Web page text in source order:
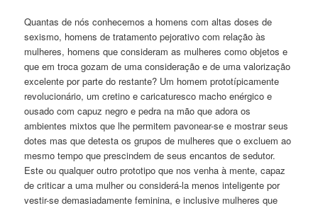
Quantas de nós conhecemos a homens com altas doses de
sexismo, homens de tratamento pejorativo com relação às
mulheres, homens que consideram as mulheres como objetos e
que em troca gozam de uma consideração e de uma valorização
excelente por parte do restante? Um homem prototípicamente
revolucionário, um cretino e caricaturesco macho enérgico e
ousado com capuz negro e pedra na mão que adora os
ambientes mixtos que lhe permitem pavonear-se e mostrar seus
dotes mas que detesta os grupos de mulheres que o excluem ao
mesmo tempo que prescindem de seus encantos de sedutor.
Este ou qualquer outro prototipo que nos venha à mente, capaz
de criticar a uma mulher ou considerá-la menos inteligente por
vestir-se demasiadamente feminina, e inclusive mulheres que